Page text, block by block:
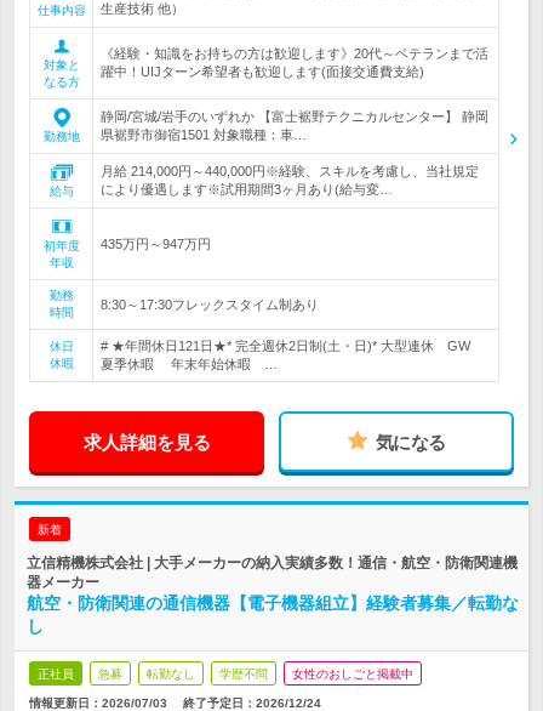
仕事内容
生産技術 他）
対象と
なる方
《経験・知識をお持ちの方は歓迎します》20代～ベテランまで活
躍中！UIJターン希望者も歓迎します(面接交通費支給)
勤務地
静岡/宮城/岩手のいずれか 【富士裾野テクニカルセンター】 静岡
県裾野市御宿1501 対象職種：車…
給与
月給 214,000円～440,000円※経験、スキルを考慮し、当社規定
により優遇します※試用期間3ヶ月あり(給与変…
初年度
年収
435万円～947万円
勤務
時間
8:30～17:30フレックスタイム制あり
休日
休暇
# ★年間休日121日★* 完全週休2日制(土・日)* 大型連休 GW
夏季休暇 年末年始休暇 …
求人詳細を見る 気になる
新着
立信精機株式会社 | 大手メーカーの納入実績多数！通信・航空・防衛関連機
器メーカー
航空・防衛関連の通信機器【電子機器組立】経験者募集／転勤な
し
正社員 急募 転勤なし 学歴不問 女性のおしごと掲載中
情報更新日：2026/07/03 終了予定日： 2026/12/24